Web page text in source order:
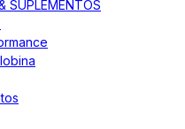
SUPLEMENTOS